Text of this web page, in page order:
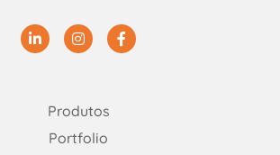
Produtos
Portfolio